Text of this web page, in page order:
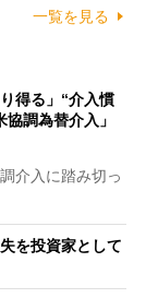
一覧を見る
得る」“介入慣
調為替介入」
介入に踏み切っ
を投資家として